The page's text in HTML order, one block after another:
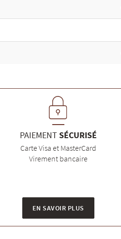
PAIEMENTSÉCURISÉ
Carte Visa et MasterCard
Virement bancaire
EN SAVOIR PLUS